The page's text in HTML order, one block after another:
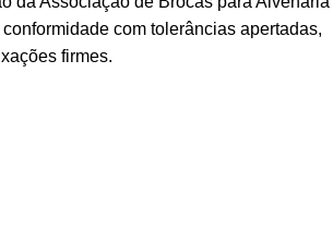
com tolerâncias apertadas,
firmes.